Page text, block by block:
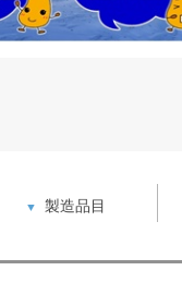
製造品目